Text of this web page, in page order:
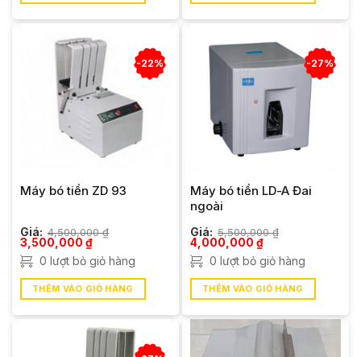
-22%
Máy bó tiền ZD 93
Giá: 4,500,000₫
Giá
gốc
là:
3,500,000 ₫Giá
tại
3,500,000 ₫.
0 lượt bỏ giỏ hàng
THÊM VÀO GIỎ HÀNG
-27%
Máy bó tiền LD-A Đai
ngoài
Giá: 5,500,000₫
Giá
gốc
là:
4,000,000 ₫Giá
tại
4,000,000 ₫.
0 lượt bỏ giỏ hàng
THÊM VÀO GIỎ HÀNG